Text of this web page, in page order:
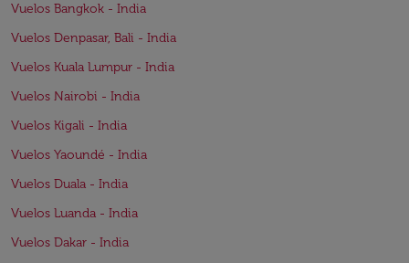
Vuelos Bangkok - India
Vuelos Denpasar, Bali - India
Vuelos Kuala Lumpur - India
Vuelos Nairobi - India
Vuelos Kigali - India
Vuelos Yaoundé - India
Vuelos Duala - India
Vuelos Luanda - India
Vuelos Dakar - India